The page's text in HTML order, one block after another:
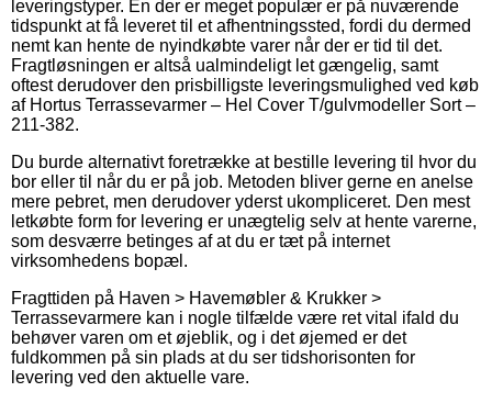
leveringstyper. En der er meget populær er på nuværende
tidspunkt at få leveret til et afhentningssted, fordi du dermed
nemt kan hente de nyindkøbte varer når der er tid til det.
Fragtløsningen er altså ualmindeligt let gængelig, samt
oftest derudover den prisbilligste leveringsmulighed ved køb
af Hortus Terrassevarmer – Hel Cover T/gulvmodeller Sort –
211-382.
Du burde alternativt foretrække at bestille levering til hvor du
bor eller til når du er på job. Metoden bliver gerne en anelse
mere pebret, men derudover yderst ukompliceret. Den mest
letkøbte form for levering er unægtelig selv at hente varerne,
som desværre betinges af at du er tæt på internet
virksomhedens bopæl.
Fragttiden på Haven > Havemøbler & Krukker >
Terrassevarmere kan i nogle tilfælde være ret vital ifald du
behøver varen om et øjeblik, og i det øjemed er det
fuldkommen på sin plads at du ser tidshorisonten for
levering ved den aktuelle vare.